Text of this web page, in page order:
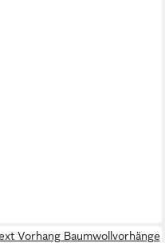
Vorhang Baumwollvorhänge